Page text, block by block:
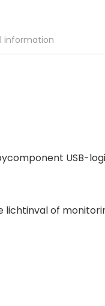
information
USB-
lichtinval of